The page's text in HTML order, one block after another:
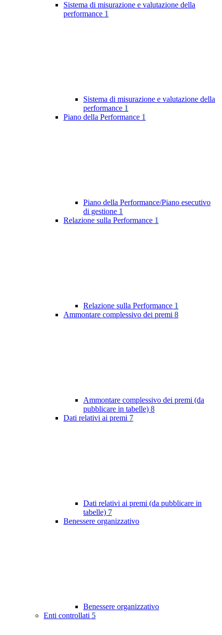
Sistema di misurazione e valutazione della
performance 1
Sistema di misurazione e valutazione della
performance 1
Piano della Performance 1
Piano della Performance/Piano esecutivo
di gestione 1
Relazione sulla Performance 1
Relazione sulla Performance 1
Ammontare complessivo dei premi 8
Ammontare complessivo dei premi (da
pubblicare in tabelle) 8
Dati relativi ai premi 7
Dati relativi ai premi (da pubblicare in
tabelle) 7
Benessere organizzativo
Benessere organizzativo
Enti controllati 5